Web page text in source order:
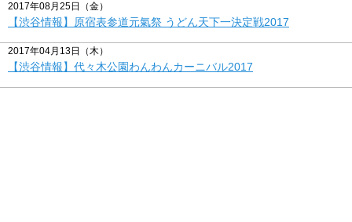
2017年08月25日（金）
【渋谷情報】原宿表参道元氣祭 うどん天下一決定戦2017
2017年04月13日（木）
【渋谷情報】代々木公園わんわんカーニバル2017